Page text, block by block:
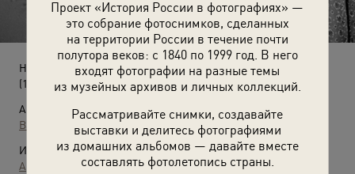
Проект «История России в фотографиях» —
это собрание фотоснимков, сделанных
на территории России в течение почти
полутора веков: с 1840 по 1999 год. В него
входят фотографии на разные темы
из музейных архивов и личных коллекций.
Рассматривайте снимки, создавайте
выставки и делитесь фотографиями
из домашних альбомов — давайте вместе
составлять фотолетопись страны.
На теплоходе
(1957 год)
Автор:
Валентин Хухлаев
Источники:
Архив Валентина Хухлаева / © Галерея Люмьер